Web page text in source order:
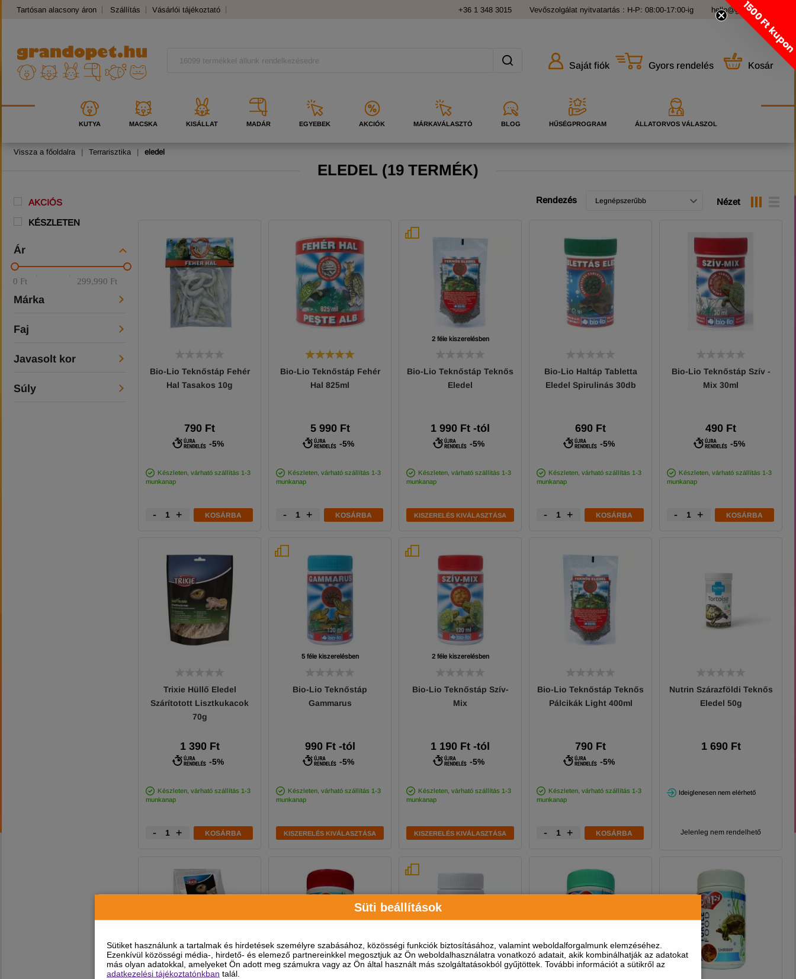
Süti beállítások
Sütiket használunk a tartalmak és hirdetések személyre szabásához, közösségi funkciók biztosításához, valamint weboldalforgalmunk elemzéséhez.
Ezenkívül közösségi média-, hirdető- és elemező partnereinkkel megosztjuk az Ön weboldalhasználatra vonatkozó adatait, akik kombinálhatják az adatokat
más olyan adatokkal, amelyeket Ön adott meg számukra vagy az Ön által használt más szolgáltatásokból gyűjtöttek. További információt a sütikről az
adatkezelési tájékoztatónkban talál.
Tartósan alacsony áron Szállítás Vásárlói tájékoztató +36 1 348 3015 Vevőszolgálat nyitvatartás : H-P: 08:00-17:00-ig hello@grandopet.hu
Saját fiók Gyors rendelés Kosár
KUTYA MACSKA KISÁLLAT MADÁR EGYEBEK AKCIÓK MÁRKAVÁLASZTÓ BLOG HŰSÉGPROGRAM ÁLLATORVOS VÁLASZOL
Vissza a főoldalra | Terrarisztika | eledel
ELEDEL (19 TERMÉK)
AKCIÓS
KÉSZLETEN
Ár
0 Ft 299,990 Ft
Márka
Faj
Javasolt kor
Súly
Rendezés Legnépszerűbb Nézet
Bio-Lio Teknőstáp Fehér
Hal Tasakos 10g
790 Ft
-5%
Készleten, várható szállítás 1-3
munkanap
- + KOSÁRBA
Bio-Lio Teknőstáp Fehér
Hal 825ml
5 990 Ft
-5%
Készleten, várható szállítás 1-3
munkanap
- + KOSÁRBA
2 féle kiszerelésben
Bio-Lio Teknőstáp Teknős
Eledel
1 990 Ft -tól
-5%
Készleten, várható szállítás 1-3
munkanap
KISZERELÉS KIVÁLASZTÁSA
Bio-Lio Haltáp Tabletta
Eledel Spirulinás 30db
690 Ft
-5%
Készleten, várható szállítás 1-3
munkanap
- + KOSÁRBA
Bio-Lio Teknőstáp Szív -
Mix 30ml
490 Ft
-5%
Készleten, várható szállítás 1-3
munkanap
- + KOSÁRBA
Trixie Hüllő Eledel
Szárítotott Lisztkukacok
70g
1 390 Ft
-5%
Készleten, várható szállítás 1-3
munkanap
- + KOSÁRBA
5 féle kiszerelésben
Bio-Lio Teknőstáp
Gammarus
990 Ft-tól
-5%
Készleten, várható szállítás 1-3
munkanap
KISZERELÉS KIVÁLASZTÁSA
2 féle kiszerelésben
Bio-Lio Teknőstáp Szív-
Mix
1 190 Ft -tól
-5%
Készleten, várható szállítás 1-3
munkanap
KISZERELÉS KIVÁLASZTÁSA
Bio-Lio Teknőstáp Teknős
Pálcikák Light 400ml
790 Ft
-5%
Készleten, várható szállítás 1-3
munkanap
- + KOSÁRBA
Nutrin Szárazföldi Teknős
Eledel 50g
1 690 Ft
Ideiglenesen nem elérhető
Jelenleg nem rendelhető
1500 Ft